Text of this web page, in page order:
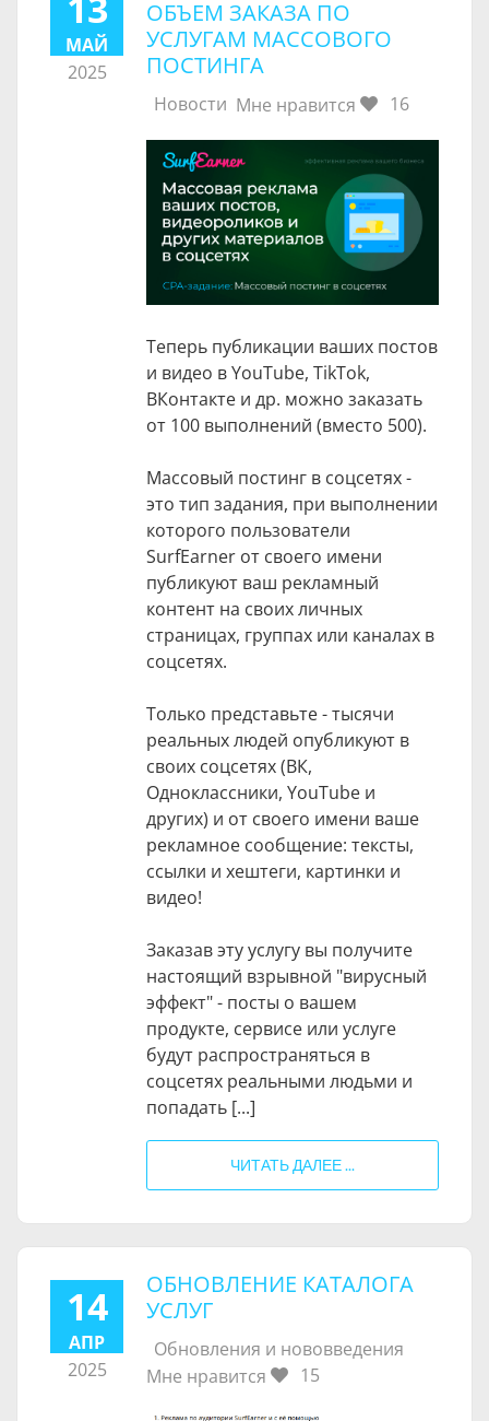
МАЙ
2025
ОБЪЕМ ЗАКАЗА ПО
УСЛУГАМ МАССОВОГО
ПОСТИНГА
Новости Мне нравится 16
Теперь публикации ваших постов
и видео в YouTube, TikTok,
ВКонтакте и др. можно заказать
от 100 выполнений (вместо 500).
Массовый постинг в соцсетях -
это тип задания, при выполнении
которого пользователи
SurfEarner от своего имени
публикуют ваш рекламный
контент на своих личных
страницах, группах или каналах в
соцсетях.
Только представьте - тысячи
реальных людей опубликуют в
своих соцсетях (ВК,
Одноклассники, YouTube и
других) и от своего имени ваше
рекламное сообщение: тексты,
ссылки и хештеги, картинки и
видео!
Заказав эту услугу вы получите
настоящий взрывной "вирусный
эффект" - посты о вашем
продукте, сервисе или услуге
будут распространяться в
соцсетях реальными людьми и
попадать [...]
ЧИТАТЬ ДАЛЕЕ ...
14
АПР
2025
ОБНОВЛЕНИЕ КАТАЛОГА
УСЛУГ
Обновления и нововведения
Мне нравится
15